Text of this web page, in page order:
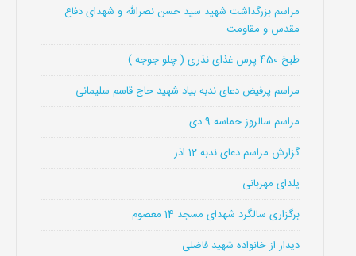
مراسم بزرگداشت شهید سید حسن نصرالله و شهدای دفاع
مقدس و مقاومت
طبخ 450 پرس غذای نذری ( چلو جوجه )
مراسم پرفیض دعای ندبه بیاد شهید حاج قاسم سلیمانی
مراسم سالروز حماسه 9 دی
گزارش مراسم دعای ندبه 12 اذر
یلدای مهربانی
برگزاری سالگرد شهدای مسجد 14 معصوم
دیدار از خانواده شهید فاضلی